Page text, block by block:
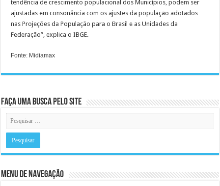
tendência de crescimento populacional dos Municípios, podem ser
ajustadas em consonância com os ajustes da população adotados
nas Projeções da População para o Brasil e as Unidades da
Federação”, explica o IBGE.
Fonte: Midiamax
Faça uma busca pelo Site
Menu de Navegação